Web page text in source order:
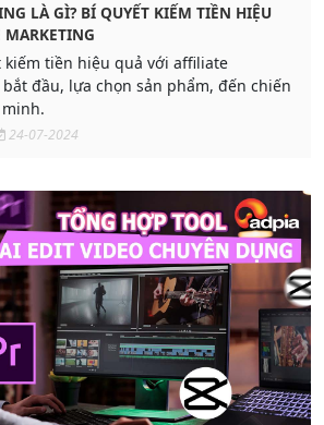
LÀ GÌ? BÍ QUYẾT KIẾM TIỀN HIỆU
MARKETING
kiếm tiền hiệu quả với affiliate
đầu, lựa chọn sản phẩm, đến chiến
24-07-2024